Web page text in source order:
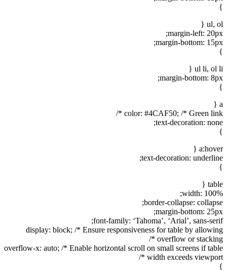
}
ul, ol {
margin-left: 20px;
margin-bottom: 15px;
}
ul li, ol li {
margin-bottom: 8px;
}
a {
color: #4CAF50; /* Green link */
text-decoration: none;
}
a:hover {
text-decoration: underline;
}
table {
width: 100%;
border-collapse: collapse;
margin-bottom: 25px;
font-family: ‘Tahoma’, ‘Arial’, sans-serif;
display: block; /* Ensure responsiveness for table by allowing
overflow or stacking */
overflow-x: auto; /* Enable horizontal scroll on small screens if table
width exceeds viewport */
}